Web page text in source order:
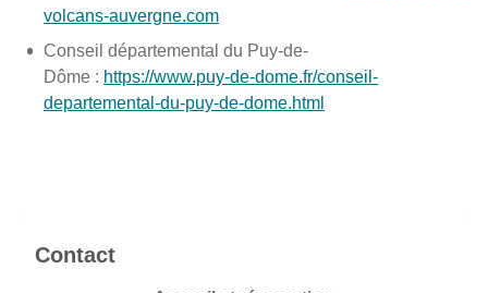
volcans-auvergne.com
Conseil départemental du Puy-de-
Dôme : https://www.puy-de-dome.fr/conseil-
departemental-du-puy-de-dome.html
Contact